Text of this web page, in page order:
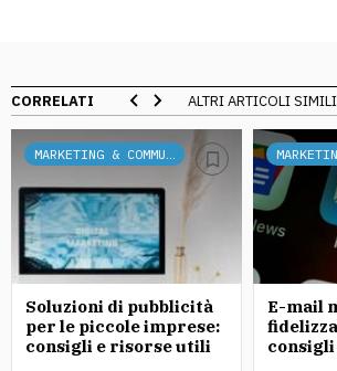
CORRELATI ALTRI ARTICOLI SIMILI
MARKETING & COMMUNICATION
Soluzioni di pubblicità
per le piccole imprese:
consigli e risorse utili
E-mail